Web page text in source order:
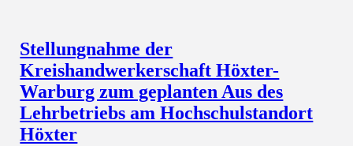
Stellungnahme der
Kreishandwerkerschaft Höxter-
Warburg zum geplanten Aus des
Lehrbetriebs am Hochschulstandort
Höxter